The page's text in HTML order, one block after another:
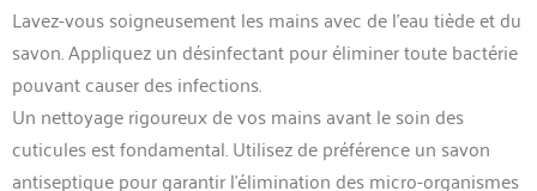
Lavez-vous soigneusement les mains avec de l’eau tiède et du
savon. Appliquez un désinfectant pour éliminer toute bactérie
pouvant causer des infections.
Un nettoyage rigoureux de vos mains avant le soin des
cuticules est fondamental. Utilisez de préférence un savon
antiseptique pour garantir l’élimination des micro-organismes